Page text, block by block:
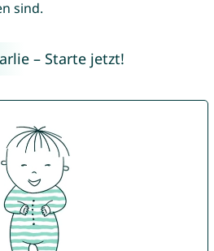
sind.
– Starte jetzt!